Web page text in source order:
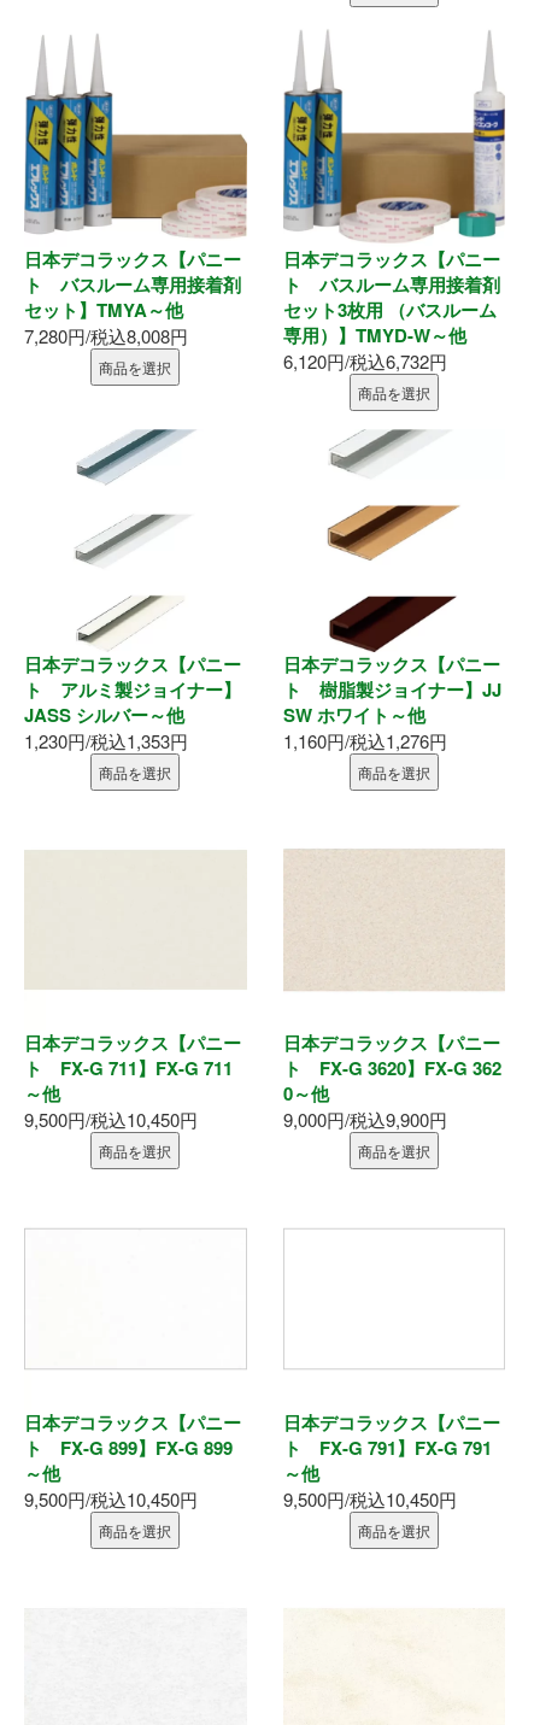
外構部材
表札
ポスト
現場用品
照明
充電工具
電動工具
電動工具刃物
電動工具アクセサリ
墨出器・距離計
測定・検査
大工道具
作業工具
初めての方へ
会社案内
お支払い方法
日本デコラックス【パニー
ト バスルーム専用接着剤
セット】TMYA～他
7,280円/税込8,008円
商品を選択
日本デコラックス【パニー
ト バスルーム専用接着剤
セット3枚用 （バスルーム
専用）】TMYD-W～他
6,120円/税込6,732円
商品を選択
日本デコラックス【パニー
ト アルミ製ジョイナー】
JASS シルバー～他
1,230円/税込1,353円
商品を選択
日本デコラックス【パニー
ト 樹脂製ジョイナー】JJ
SW ホワイト～他
1,160円/税込1,276円
商品を選択
日本デコラックス【パニー
ト FX-G 711】FX-G 711
～他
9,500円/税込10,450円
商品を選択
日本デコラックス【パニー
ト FX-G 3620】FX-G 362
0～他
9,000円/税込9,900円
商品を選択
日本デコラックス【パニー
ト FX-G 899】FX-G 899
～他
9,500円/税込10,450円
商品を選択
日本デコラックス【パニー
ト FX-G 791】FX-G 791
～他
9,500円/税込10,450円
商品を選択